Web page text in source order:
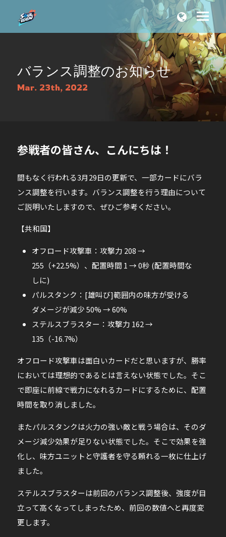
バランス調整のお知らせ
Mar. 23th, 2022
参戦者の皆さん、こんにちは！
間もなく行われる3月29日の更新で、一部カードにバラ
ンス調整を行います。バランス調整を行う理由について
ご説明いたしますので、ぜひご参考ください。
【共和国】
オフロード攻撃車：攻撃力 208 →
255（+22.5%）、配置時間 1 → 0秒 (配置時間な
しに)
パルスタンク：[雄叫び]範囲内の味方が受ける
ダメージが減少 50% → 60%
ステルスブラスター：攻撃力 162 →
135（-16.7%）
オフロード攻撃車は面白いカードだと思いますが、勝率
においては理想的であるとは言えない状態でした。そこ
で即座に前線で戦力になれるカードにするために、配置
時間を取り消しました。
またパルスタンクは火力の強い敵と戦う場合は、そのダ
メージ減少効果が足りない状態でした。そこで効果を強
化し、味方ユニットと守護者を守る頼れる一枚に仕上げ
ました。
ステルスブラスターは前回のバランス調整後、強度が目
立って高くなってしまったため、前回の数値へと再度変
更します。